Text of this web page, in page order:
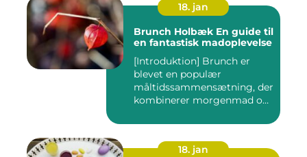
18. jan
Brunch Holbæk En guide til
en fantastisk madoplevelse
[Introduktion] Brunch er
blevet en populær
måltidssammensætning, der
kombinerer morgenmad og
18. jan